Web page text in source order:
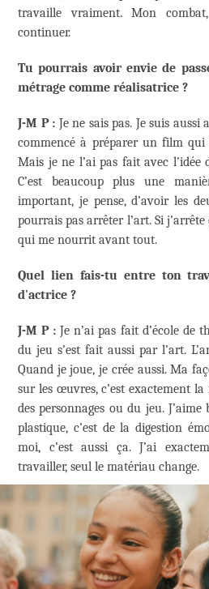
travaille vraiment. Mon
continuer.
Tu pourrais avoir envie de
métrage comme réalisatrice ?
J-M P : Je ne sais pas. Je suis
commencé à préparer un film qui
Mais je ne l’ai pas fait avec l’idée
C’est beaucoup plus une
important, je pense, d’avoir les
pourrais pas arrêter l’art. Si j’arrête
qui me nourrit avant tout.
Quel lien fais-tu entre ton
d’actrice ?
J-M P : Je n’ai pas fait d’école de
du jeu s’est fait aussi par l’art.
Quand je joue, je crée aussi. Ma
sur les œuvres, c’est exactement
des personnages ou du jeu.
plastique, c’est de la digestion
moi, c’est aussi ça. J’ai
travailler, seul le matériau change.